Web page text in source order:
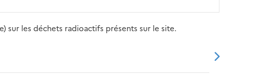
sur les déchets radioactifs présents sur le site.